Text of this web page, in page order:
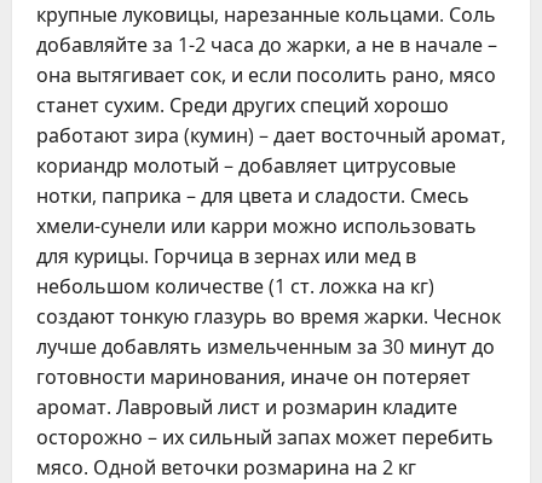
крупные луковицы, нарезанные кольцами. Соль
добавляйте за 1-2 часа до жарки, а не в начале –
она вытягивает сок, и если посолить рано, мясо
станет сухим. Среди других специй хорошо
работают зира (кумин) – дает восточный аромат,
кориандр молотый – добавляет цитрусовые
нотки, паприка – для цвета и сладости. Смесь
хмели-сунели или карри можно использовать
для курицы. Горчица в зернах или мед в
небольшом количестве (1 ст. ложка на кг)
создают тонкую глазурь во время жарки. Чеснок
лучше добавлять измельченным за 30 минут до
готовности маринования, иначе он потеряет
аромат. Лавровый лист и розмарин кладите
осторожно – их сильный запах может перебить
мясо. Одной веточки розмарина на 2 кг